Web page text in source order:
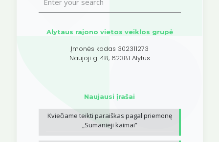
Alytaus rajono vietos veiklos grupė
Įmonės kodas 302311273
Naujoji g. 48, 62381 Alytus
Naujausi įrašai
Kviečiame teikti paraiškas pagal priemonę
„Sumanieji kaimai”